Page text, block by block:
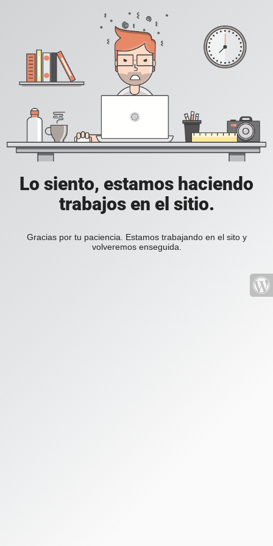
Lo siento, estamos haciendo
trabajos en el sitio.
Gracias por tu paciencia. Estamos trabajando en el sito y
volveremos enseguida.